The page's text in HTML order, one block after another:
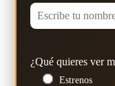
¿Qué quieres ver
Estrenos